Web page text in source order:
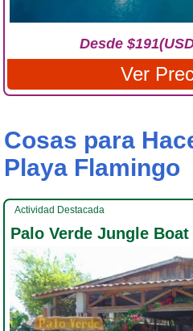
Desde
Ver
Cosas para
Playa Flamingo
Actividad Destacada
Palo Verde Jungle